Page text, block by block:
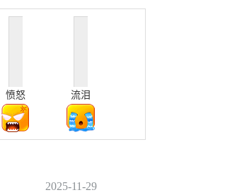
愤怒 流泪
2025-11-29